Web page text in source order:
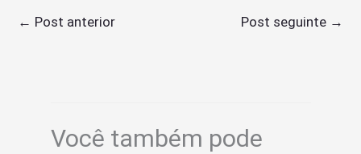
← Post anterior Post seguinte →
Você também pode